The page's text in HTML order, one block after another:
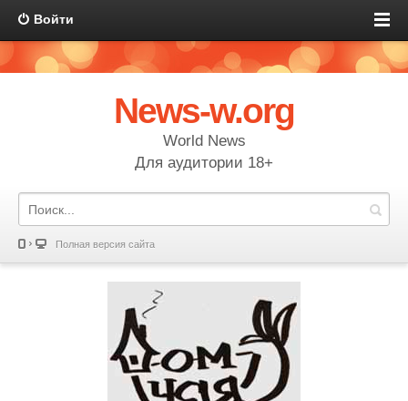
Войти
News-w.org
World News
Для аудитории 18+
Полная версия сайта